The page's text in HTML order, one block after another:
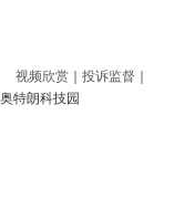
视频欣赏 投诉监督
奥特朗科技园